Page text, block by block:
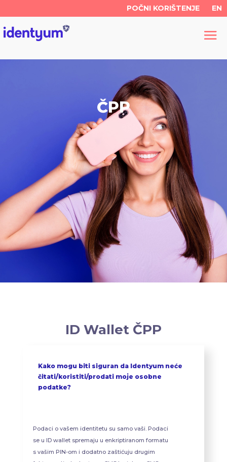
POČNI KORIŠTENJE EN
ČPP
ID Wallet ČPP
Kako mogu biti siguran da Identyum neće
čitati/koristiti/prodati moje osobne
podatke?
Podaci o vašem identitetu su samo vaši. Podaci
se u ID wallet spremaju u enkriptiranom formatu
s vašim PIN-om i dodatno zaštićuju drugim